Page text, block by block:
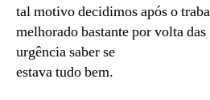
tal motivo decidimos após o
melhorado bastante por volta das
urgência saber se
estava tudo bem.